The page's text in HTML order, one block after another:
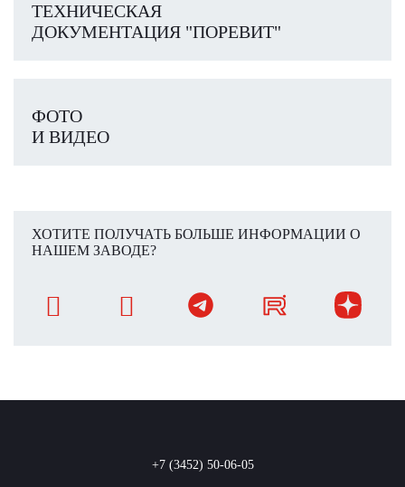
ТЕХНИЧЕСКАЯ
ДОКУМЕНТАЦИЯ "ПОРЕВИТ"
ФОТО
И ВИДЕО
ХОТИТЕ ПОЛУЧАТЬ БОЛЬШЕ ИНФОРМАЦИИ О
НАШЕМ ЗАВОДЕ?
+7 (3452) 50-06-05